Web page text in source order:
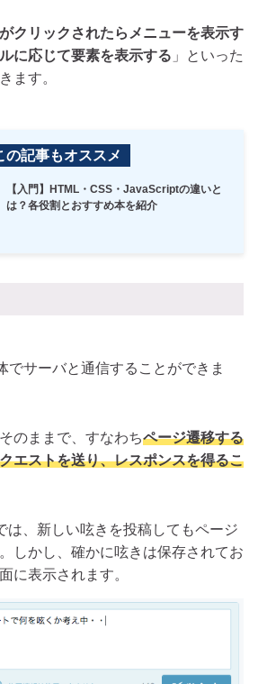
クリックされたらメニューを表示す
に応じて要素を表示する 」といった
ます。
の記事もオススメ
【入門】HTML・CSS・JavaScriptの違いと
は？各役割とおすすめ本を紹介
でサーバと通信することができま
のままで、すなわちページ遷移する
エストを送り、レスポンスを得るこ
は、新しい呟きを投稿してもページ
しかし、確かに呟きは保存されてお
に表示されます。